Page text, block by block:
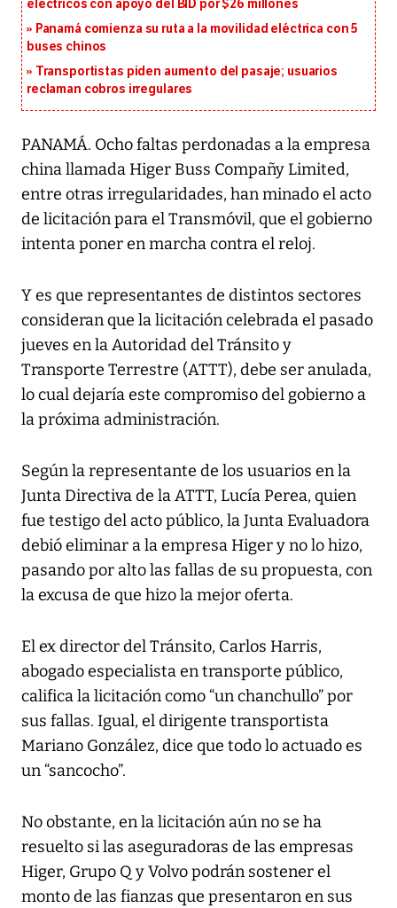
eléctricos con apoyo del BID por $26 millones
Panamá comienza su ruta a la movilidad eléctrica con 5
buses chinos
Transportistas piden aumento del pasaje; usuarios
reclaman cobros irregulares
PANAMÁ. Ocho faltas perdonadas a la empresa
china llamada Higer Buss Compañy Limited,
entre otras irregularidades, han minado el acto
de licitación para el Transmóvil, que el gobierno
intenta poner en marcha contra el reloj.
Y es que representantes de distintos sectores
consideran que la licitación celebrada el pasado
jueves en la Autoridad del Tránsito y
Transporte Terrestre (ATTT), debe ser anulada,
lo cual dejaría este compromiso del gobierno a
la próxima administración.
Según la representante de los usuarios en la
Junta Directiva de la ATTT, Lucía Perea, quien
fue testigo del acto público, la Junta Evaluadora
debió eliminar a la empresa Higer y no lo hizo,
pasando por alto las fallas de su propuesta, con
la excusa de que hizo la mejor oferta.
El ex director del Tránsito, Carlos Harris,
abogado especialista en transporte público,
califica la licitación como “un chanchullo” por
sus fallas. Igual, el dirigente transportista
Mariano González, dice que todo lo actuado es
un “sancocho”.
No obstante, en la licitación aún no se ha
resuelto si las aseguradoras de las empresas
Higer, Grupo Q y Volvo podrán sostener el
monto de las fianzas que presentaron en sus